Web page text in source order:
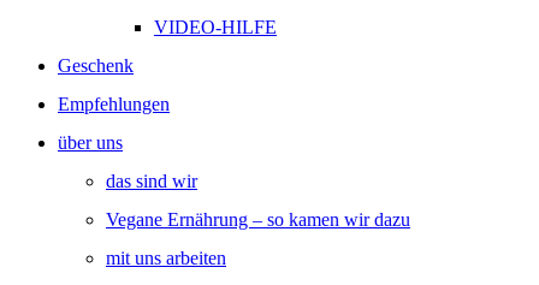
VIDEO-HILFE
Geschenk
Empfehlungen
über uns
das sind wir
Vegane Ernährung – so kamen wir dazu
mit uns arbeiten